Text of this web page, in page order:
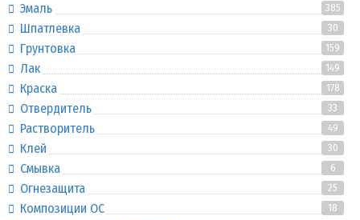
Эмаль 385
Шпатлевка 30
Грунтовка 159
Лак 149
Краска 178
Отвердитель 33
Растворитель 49
Клей 30
Смывка 6
Огнезащита 25
Композиции ОС 18